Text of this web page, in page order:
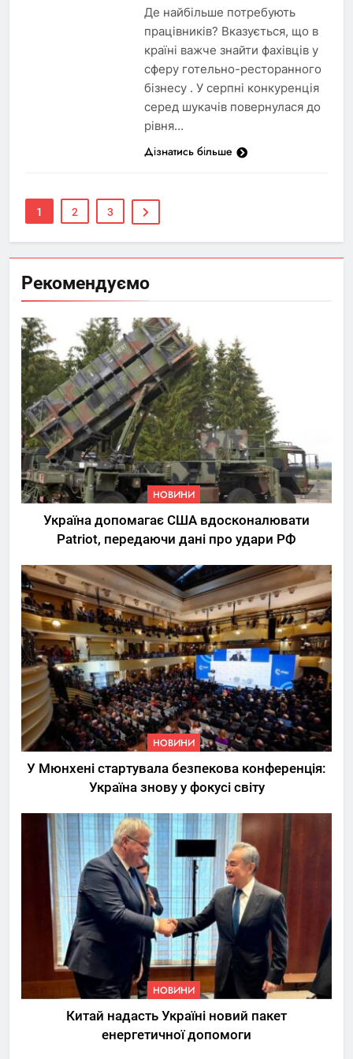
Де найбільше потребують
працівників? Вказується, що в
країні важче знайти фахівців у
сферу готельно-ресторанного
бізнесу . У серпні конкуренція
серед шукачів повернулася до
рівня…
Дізнатись більше
1 2 3
Рекомендуємо
НОВИНИ
Україна допомагає США вдосконалювати
Patriot, передаючи дані про удари РФ
НОВИНИ
У Мюнхені стартувала безпекова конференція:
Україна знову у фокусі світу
НОВИНИ
Китай надасть Україні новий пакет
енергетичної допомоги
5
Трамп вимагає від
Зеленського активних кроків
у мирному процесі
НОВИНИ
КМДА заявила про параліч
обшуки СБУ
НОВИНИ